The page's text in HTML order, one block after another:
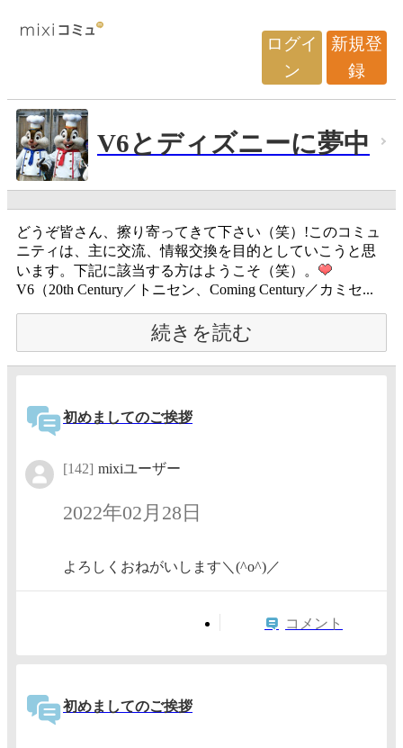
ログイ
ン
新規登
録
V6とディズニーに夢中
どうぞ皆さん、擦り寄ってきて下さい（笑）!このコミュ
ニティは、主に交流、情報交換を目的としていこうと思
います。下記に該当する方はようこそ（笑）。
V6（20th Century／トニセン、Coming Century／カミセ...
続きを読む
初めましてのご挨拶
[142] mixiユーザー
2022年02月28日
よろしくおねがいします＼(^o^)／
コメント
初めましてのご挨拶